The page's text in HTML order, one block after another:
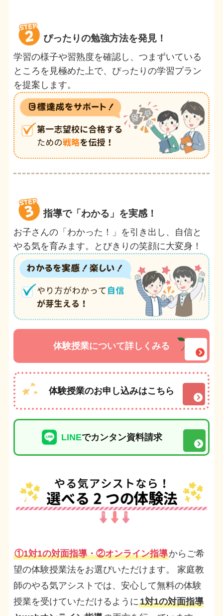
ぴったりの勉強方法を発見！
学習の様子や習熟度を確認し、つまずいている
ところを見極めた上で、ぴったりの学習プラン
を提案します。
指導で「わかる」を実感！
お子さんの「わかった！」を引き出し、自信と
やる気を育みます。とびきりの笑顔に大変身！
体験授業について詳しくみる
体験授業のお申し込みはこちら
LINEでカンタン資料請求
①1対1の対面指導・②オンライン指導からご希
望の体験授業法をお選びいただけます。 家庭教
師のやる気アシストでは、安心して無料の体験
授業を受けていただけるように1対1の対面指導